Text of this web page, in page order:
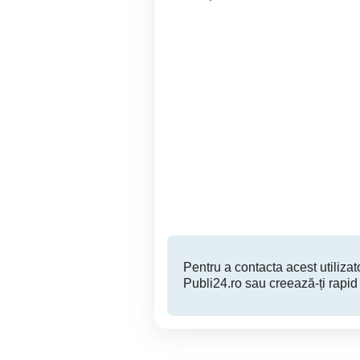
Pentru a contacta acest
Publi24.ro sau creează-ți